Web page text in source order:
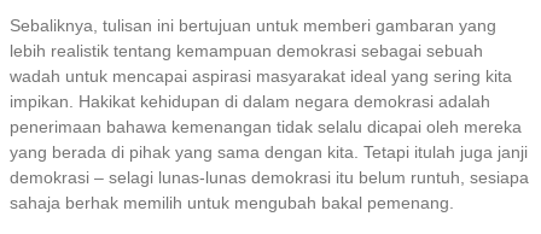
Sebaliknya, tulisan ini bertujuan untuk memberi gambaran yang
lebih realistik tentang kemampuan demokrasi sebagai sebuah
wadah untuk mencapai aspirasi masyarakat ideal yang sering kita
impikan. Hakikat kehidupan di dalam negara demokrasi adalah
penerimaan bahawa kemenangan tidak selalu dicapai oleh mereka
yang berada di pihak yang sama dengan kita. Tetapi itulah juga janji
demokrasi – selagi lunas-lunas demokrasi itu belum runtuh, sesiapa
sahaja berhak memilih untuk mengubah bakal pemenang.